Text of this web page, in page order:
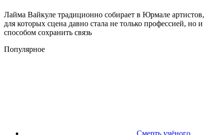
Лайма Вайкуле традиционно собирает в Юрмале артистов,
для которых сцена давно стала не только профессией, но и
способом сохранить связь
Популярное
Смерть учёного